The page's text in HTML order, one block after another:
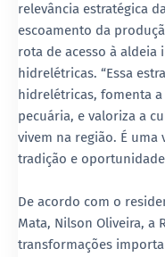
relevância estratégica
escoamento da
rota de acesso à aldeia
hidrelétricas. “Essa
hidrelétricas, fomenta
pecuária, e valoriza a
vivem na região. É
tradição e
De acordo com o
Mata, Nilson Oliveira, a
transformações